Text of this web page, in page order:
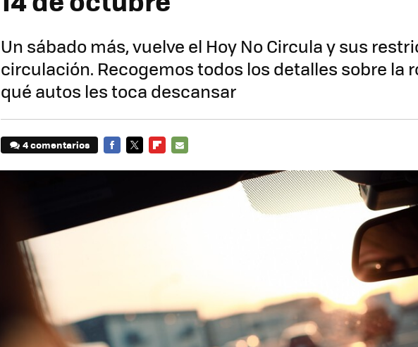
Un sábado más, vuelve el Hoy No Circula y sus
circulación. Recogemos todos los detalles sobre la
qué autos les toca descansar
4 comentarios